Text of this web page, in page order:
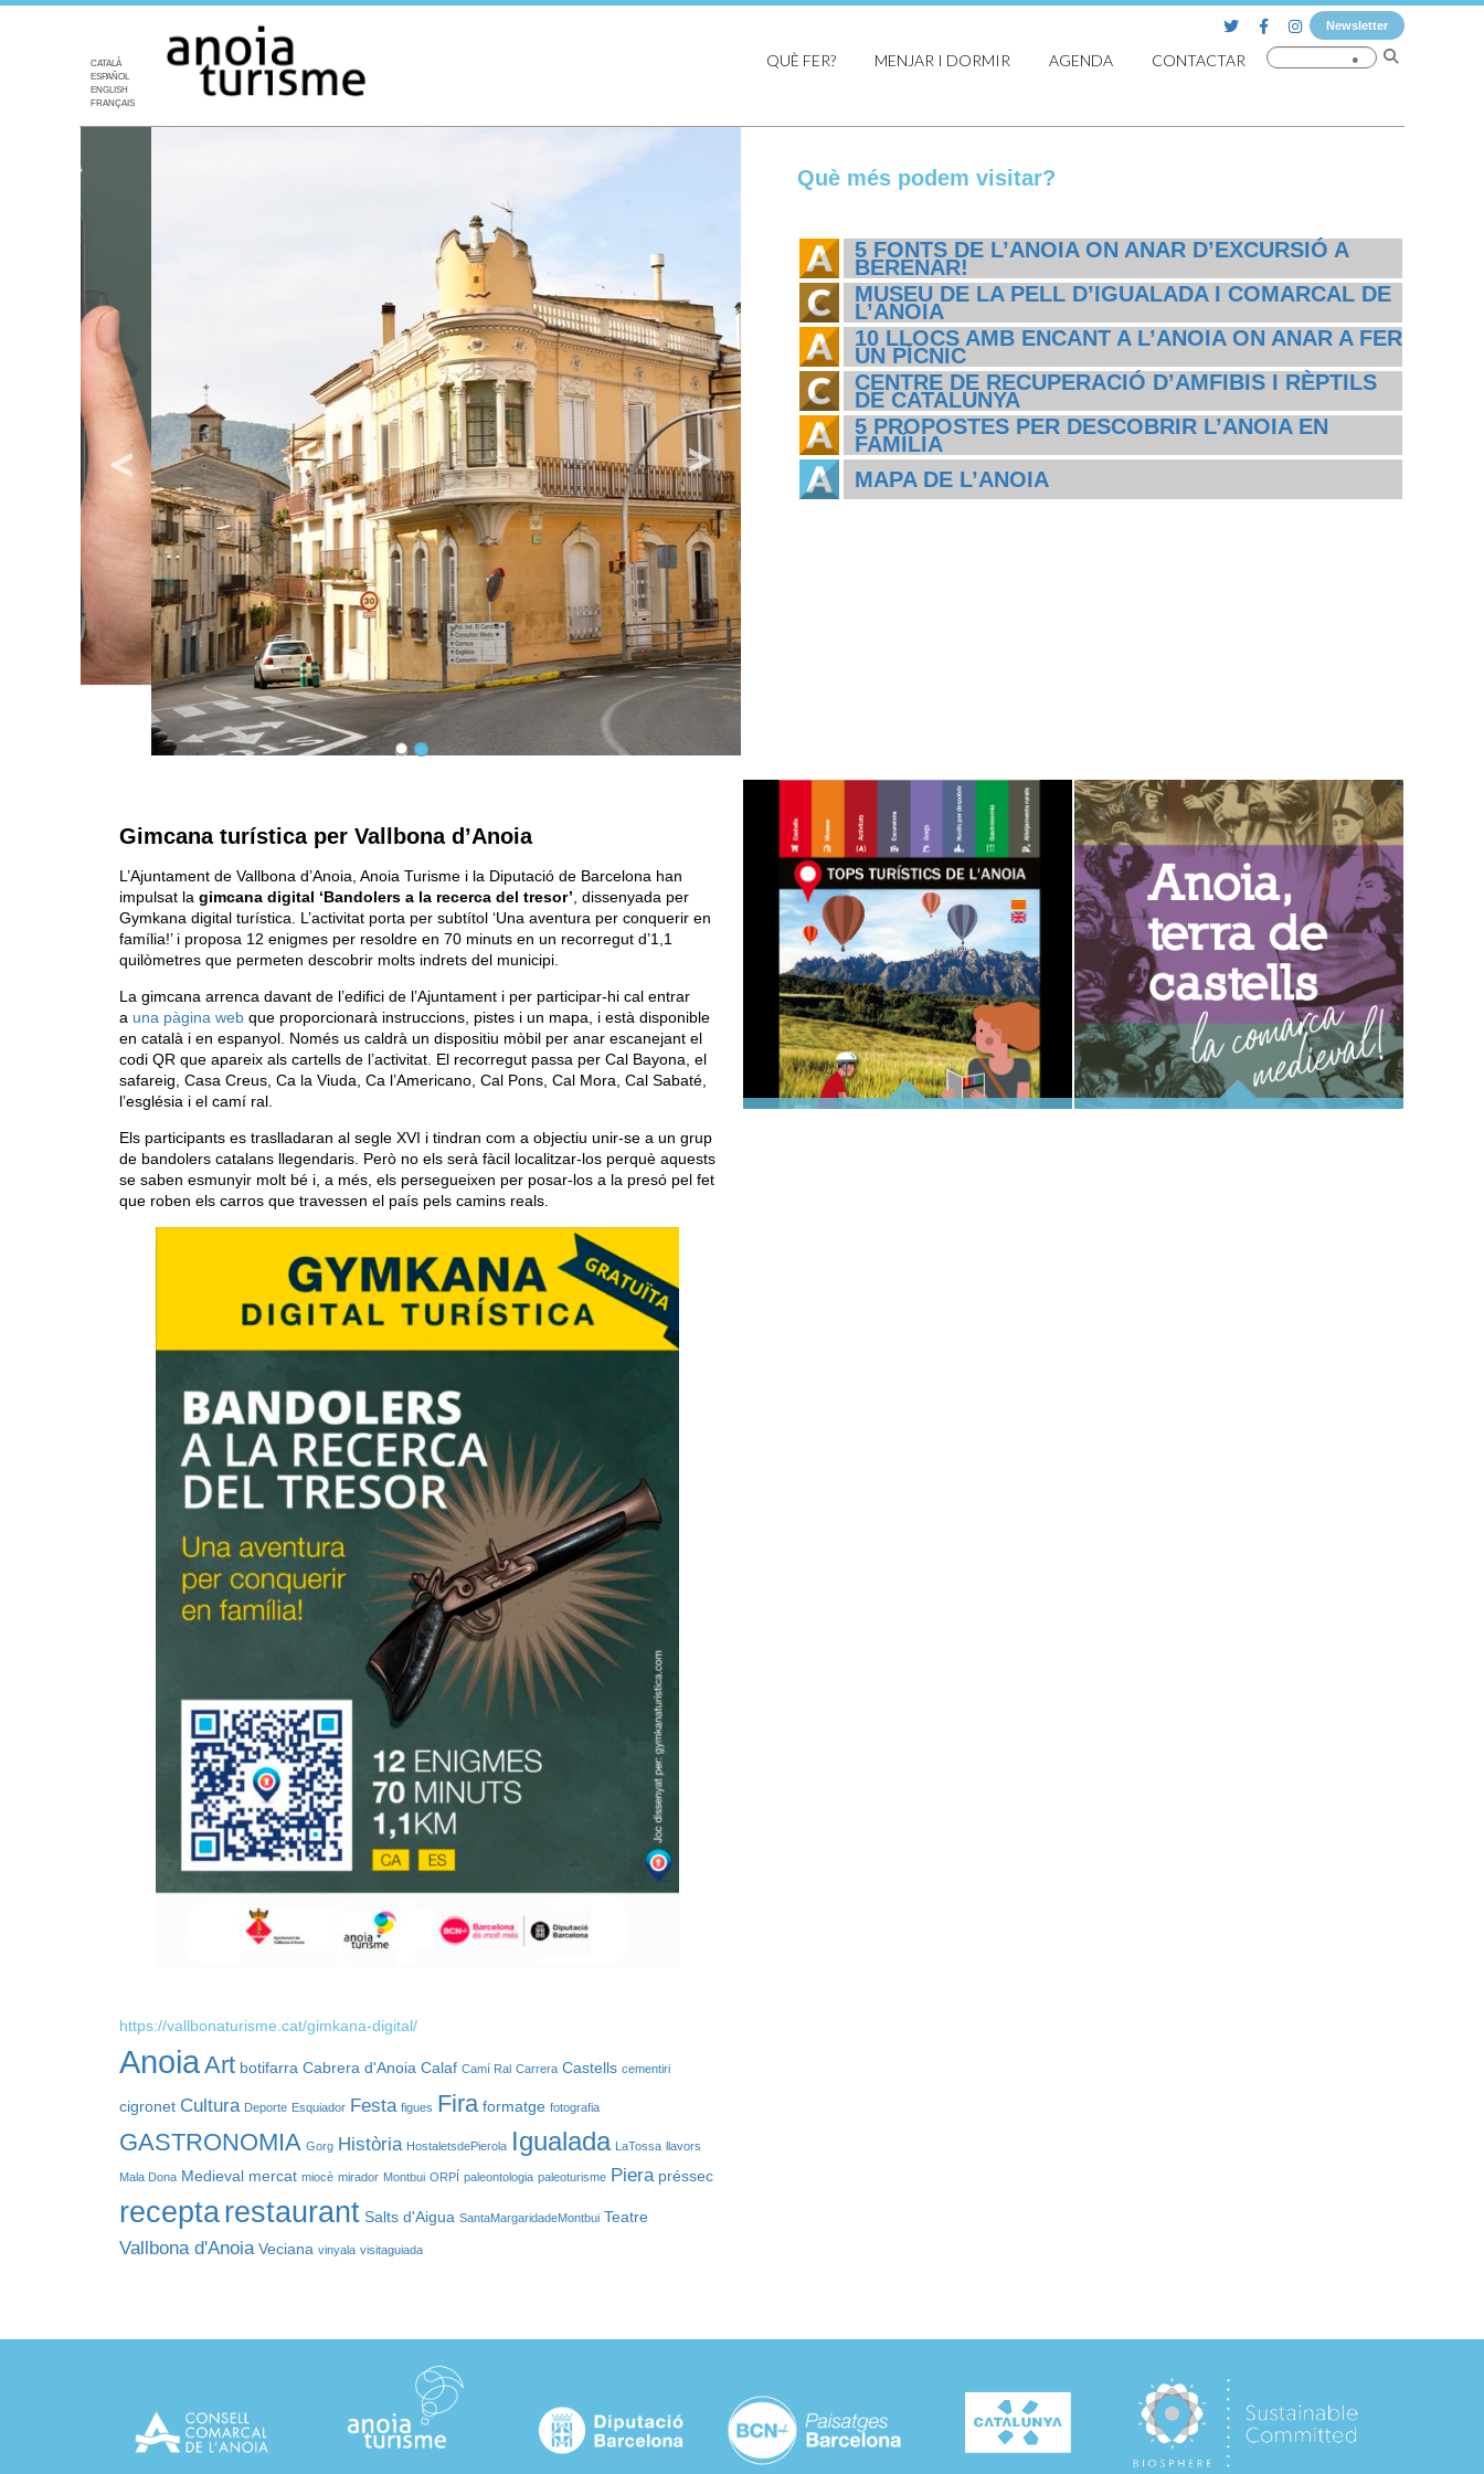
Newsletter
CATALÀ
ESPAÑOL
ENGLISH
FRANÇAIS
QUÈ FER? MENJAR I DORMIR AGENDA CONTACTAR
Gimcana turística per Vallbona d’Anoia
L’Ajuntament de Vallbona d’Anoia, Anoia Turisme i la Diputació de Barcelona han
impulsat la gimcana digital ‘Bandolers a la recerca del tresor’, dissenyada per
Gymkana digital turística. L’activitat porta per subtítol ‘Una aventura per conquerir en
família!’ i proposa 12 enigmes per resoldre en 70 minuts en un recorregut d’1,1
quilòmetres que permeten descobrir molts indrets del municipi.
La gimcana arrenca davant de l’edifici de l’Ajuntament i per participar-hi cal entrar
a una pàgina web que proporcionarà instruccions, pistes i un mapa, i està disponible
en català i en espanyol. Només us caldrà un dispositiu mòbil per anar escanejant el
codi QR que apareix als cartells de l’activitat. El recorregut passa per Cal Bayona, el
safareig, Casa Creus, Ca la Viuda, Ca l’Americano, Cal Pons, Cal Mora, Cal Sabaté,
l’església i el camí ral.
Els participants es traslladaran al segle XVI i tindran com a objectiu unir-se a un grup
de bandolers catalans llegendaris. Però no els serà fàcil localitzar-los perquè aquests
se saben esmunyir molt bé i, a més, els persegueixen per posar-los a la presó pel fet
que roben els carros que travessen el país pels camins reals.
https://vallbonaturisme.cat/gimkana-digital/
AnoiaArt botifarra Cabrera d'Anoia Calaf Camí Ral Carrera Castells cementiri
cigronet Cultura Deporte Esquiador Festa figues Fira formatge fotografia
GASTRONOMIA Gorg Història HostaletsdePierola Igualada LaTossa llavors
Mala Dona Medieval mercat miocè mirador Montbui ORPÍ paleontologia paleoturisme Piera préssec
receptarestaurant Salts d'Aigua SantaMargaridadeMontbui Teatre
Vallbona d'Anoia Veciana vinyala visitaguiada
Què més podem visitar?
5 FONTS DE L’ANOIA ON ANAR D’EXCURSIÓ A
BERENAR!
MUSEU DE LA PELL D’IGUALADA I COMARCAL DE
L’ANOIA
10 LLOCS AMB ENCANT A L’ANOIA ON ANAR A FER
UN PÍCNIC
CENTRE DE RECUPERACIÓ D’AMFIBIS I RÈPTILS
DE CATALUNYA
5 PROPOSTES PER DESCOBRIR L’ANOIA EN
FAMÍLIA
MAPA DE L’ANOIA